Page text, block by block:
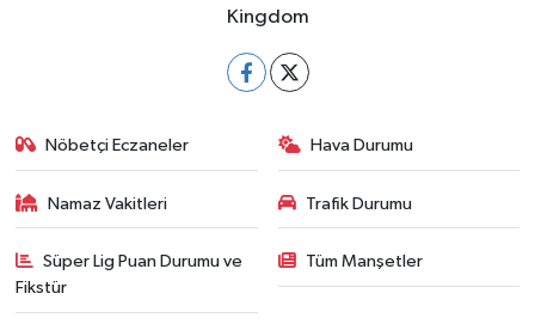
Kingdom
Nöbetçi Eczaneler Hava Durumu
Namaz Vakitleri Trafik Durumu
Süper Lig Puan Durumu ve
Fikstür
Tüm Manşetler